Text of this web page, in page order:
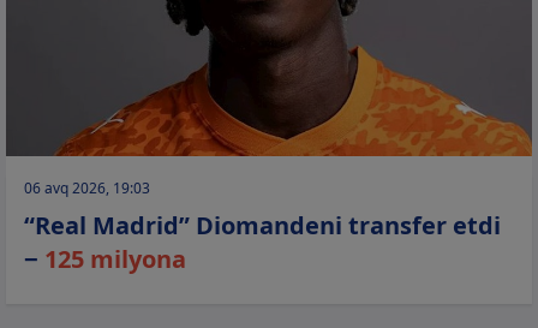
06 avq 2026, 19:03
“Real Madrid” Diomandeni transfer etdi
− 125 milyona